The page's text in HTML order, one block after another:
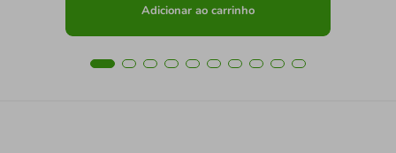
Adicionar ao carrinho